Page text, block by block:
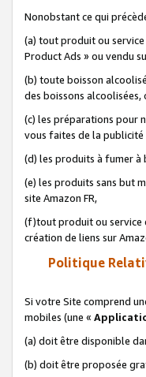
Nonobstant ce qui
(a) tout produit ou
Product Ads » ou vendu
(b) toute boisson
des boissons
(c) les préparations pour
vous faites de la publicité
(d) les produits à fumer à
(e) les produits sans but
site Amazon FR,
(f)tout produit ou service
création de liens sur
Politique
Si votre Site comprend
mobiles (une «
(a) doit être disponible
(b) doit être proposée